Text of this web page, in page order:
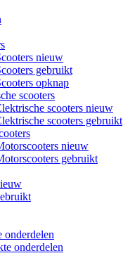
nieuw
gebruikt
opknap
scooters
scooters nieuw
scooters gebruikt
nieuw
gebruikt
onderdelen
onderdelen